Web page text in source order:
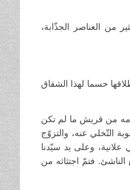
من العناصر الجذّابة،
حسما لهذا الشقاق
من قريش ما لم تكن
التّخلي عنه، والتزوّج
علانية، وعلى يد سيّدنا
فتمّ اجتثاثه من